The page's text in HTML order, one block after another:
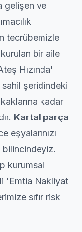
gelişen ve
tecrübemizle
bir aile
Hızında'
sahil şeridindeki
kadar
Kartal parça
eşyalarınızı
bilincindeyiz.
kurumsal
'Emtia Nakliyat
sıfır risk